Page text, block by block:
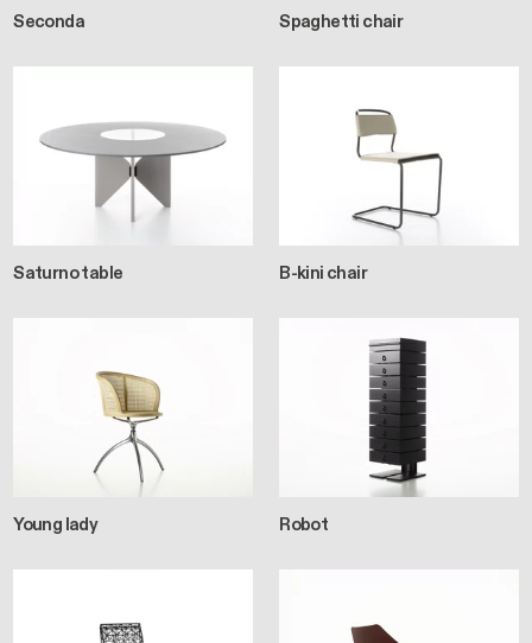
Seconda Spaghetti chair
Saturno table B-kini chair
Young lady Robot